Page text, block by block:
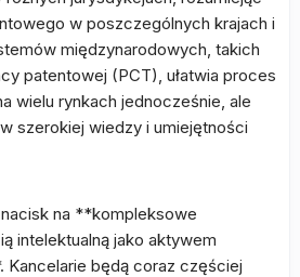
w poszczególnych krajach i
międzynarodowych, takich
patentowej (PCT), ułatwia proces
wielu rynkach jednocześnie, ale
szerokiej wiedzy i umiejętności
na **kompleksowe
intelektualną jako aktywem
będą coraz częściej